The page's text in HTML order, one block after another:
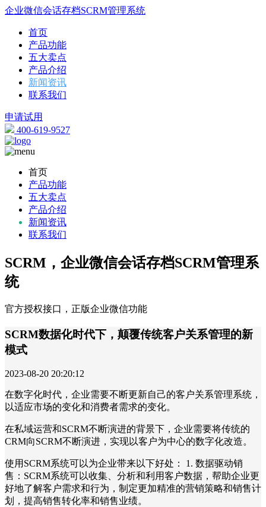
企业微信会话存档SCRM管理系统
首页
产品功能
五大卖点
产品介绍
新闻资讯
联系我们
申请试用
400-619-9527
首页
产品功能
五大卖点
产品介绍
新闻资讯
联系我们
SCRM，企业微信会话存档SCRM管理系
统
官方授权接口，正版企业微信功能
SCRM数据化时代下，颠覆传统客户关系管理的新
模式
2023-08-20 20:20:12
在数字化时代，企业需要不断更新自己的客户关系管理系统，
以适应市场的变化和消费者需求的变化。
在私域运营和SCRM不断演进的背景下，企业需要将传统的
CRM向SCRM不断演进，实现以客户为中心的数字化改造。
使用SCRM系统可以为企业带来以下好处： 1. 数据驱动销
售：SCRM系统可以收集、分析和利用客户数据，帮助企业更
好地了解客户需求和行为，制定更加精准的营销策略和销售计
划，提高销售转化率和销售业绩。